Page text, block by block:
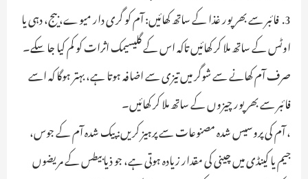
3. فائبر سے بھرپور غذا کے ساتھ کھائیں: آم کو گری دار میوے، بیج، دہی یا
اوٹس کے ساتھ ملا کر کھائیں تاکہ اس کے گلیسیمک اثرات کو کم کیا جا سکے۔
صرف آم کھانے سے شوگر میں تیزی سے اضافہ ہوتا ہے، بہتر ہوگا کہ اسے
فائبر سے بھرپور چیزوں کے ساتھ ملا کر کھائیں۔
، آم کی پروسیس شدہ مصنوعات سے پرہیز کریں: پیک شدہ آم کے جوس،
جیم یا کینڈی میں چینی کی مقدار زیادہ ہوتی ہے، جو ذیابیطس کے مریضوں